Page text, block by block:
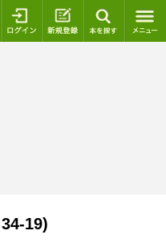
ログイン 新規登録
19)